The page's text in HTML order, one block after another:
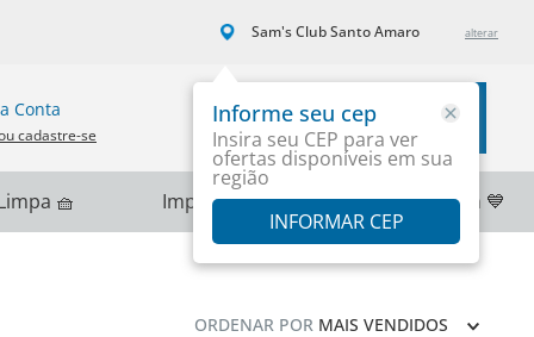
Sam's Club Santo Amaro
Informe seu cep
Insira seu CEP para ver
ofertas disponíveis em sua
região
INFORMAR CEP
Conta
cadastre-se
Carrinho
🧺 Importados 🌎 PlayStation 💙
ORDENAR POR MAIS VENDIDOS